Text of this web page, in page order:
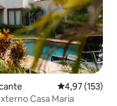
4,97 de uma
4,97 (153)
Casa Maria